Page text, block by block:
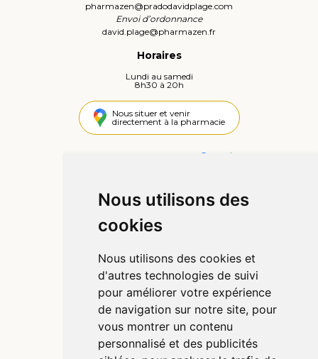
Nous utilisons des
cookies
Nous utilisons des cookies et
d'autres technologies de suivi
pour améliorer votre expérience
de navigation sur notre site, pour
vous montrer un contenu
personnalisé et des publicités
pharmazen@pradodavidplage.com
Envoi d’ordonnance
david.plage@pharmazen.fr
Horaires
Lundi au samedi
8h30 à 20h
Nous situer et venir
directement à la pharmacie
Informations
Qui sommes-nous ?
Déclarer un effet indésirable
Mentions légales
CGV
Données personnelles
Cookies
Préférences Cookies